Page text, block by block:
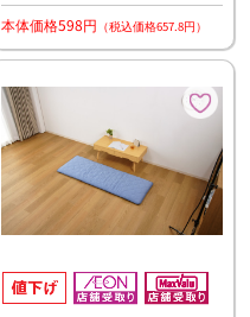
本体価格598円 （税込価格657.8円）